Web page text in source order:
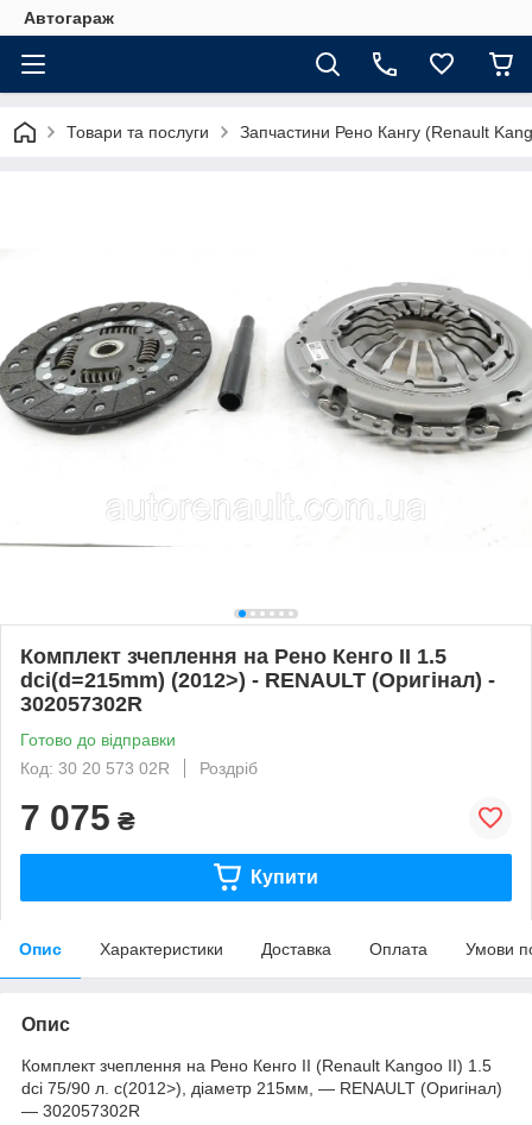
Автогараж
Товари та послуги Запчастини Рено Кангу (Renault
Комплект зчеплення на Рено Кенго II 1.5
dci(d=215mm) (2012>) - RENAULT (Оригінал) -
302057302R
Готово до відправки
Код: 30 20 573 02R
Роздріб
7 075 ₴
Купити
Опис Характеристики Доставка Оплата Умови
Опис
Комплект зчеплення на Рено Кенго II (Renault Kangoo II) 1.5
dci 75/90 л. с(2012>), діаметр 215мм, ― RENAULT (Оригінал)
― 302057302R